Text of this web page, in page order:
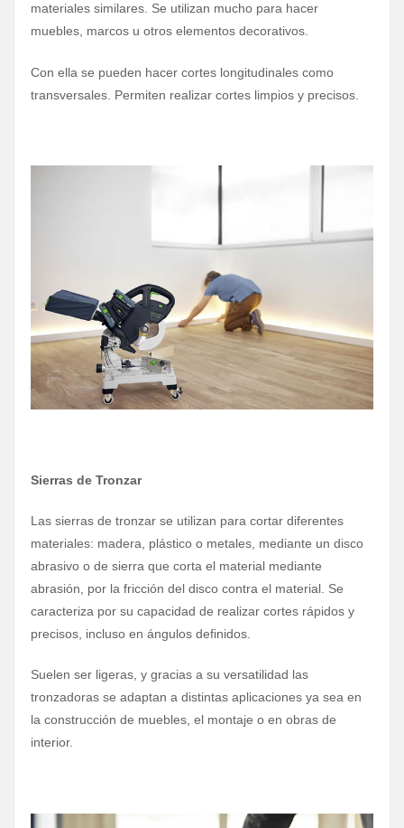
materiales similares. Se utilizan mucho para hacer
muebles, marcos u otros elementos decorativos.
Con ella se pueden hacer cortes longitudinales como
transversales. Permiten realizar cortes limpios y precisos.
Sierras de Tronzar
Las sierras de tronzar se utilizan para cortar diferentes
materiales: madera, plástico o metales, mediante un disco
abrasivo o de sierra que corta el material mediante
abrasión, por la fricción del disco contra el material. Se
caracteriza por su capacidad de realizar cortes rápidos y
precisos, incluso en ángulos definidos.
Suelen ser ligeras, y gracias a su versatilidad las
tronzadoras se adaptan a distintas aplicaciones ya sea en
la construcción de muebles, el montaje o en obras de
interior.